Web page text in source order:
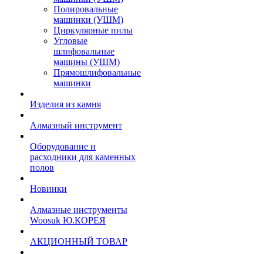
Полировальные
машинки (УШМ)
Циркулярные пилы
Угловые
шлифовальные
машины (УШМ)
Прямошлифовальные
машинки
Изделия из камня
Алмазный инструмент
Оборудование и
расходники для каменных
полов
Новинки
Алмазные инструменты
Woosuk Ю.КОРЕЯ
АКЦИОННЫЙ ТОВАР